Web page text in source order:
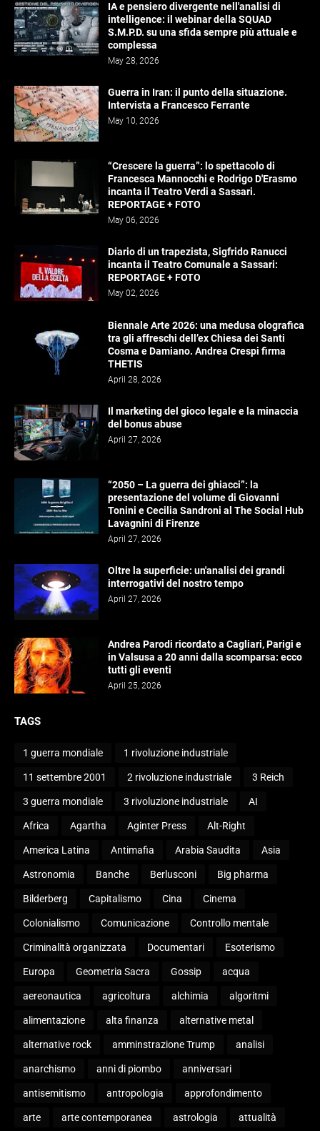
IA e pensiero divergente nell'analisi di
intelligence: il webinar della SQUAD
S.M.P.D. su una sfida sempre più attuale e
complessa
May 28, 2026
Guerra in Iran: il punto della situazione.
Intervista a Francesco Ferrante
May 10, 2026
“Crescere la guerra”: lo spettacolo di
Francesca Mannocchi e Rodrigo D'Erasmo
incanta il Teatro Verdi a Sassari.
REPORTAGE + FOTO
May 06, 2026
Diario di un trapezista, Sigfrido Ranucci
incanta il Teatro Comunale a Sassari:
REPORTAGE + FOTO
May 02, 2026
Biennale Arte 2026: una medusa olografica
tra gli affreschi dell’ex Chiesa dei Santi
Cosma e Damiano. Andrea Crespi firma
THETIS
April 28, 2026
Il marketing del gioco legale e la minaccia
del bonus abuse
April 27, 2026
“2050 – La guerra dei ghiacci”: la
presentazione del volume di Giovanni
Tonini e Cecilia Sandroni al The Social Hub
Lavagnini di Firenze
April 27, 2026
Oltre la superficie: un'analisi dei grandi
interrogativi del nostro tempo
April 27, 2026
Andrea Parodi ricordato a Cagliari, Parigi e
in Valsusa a 20 anni dalla scomparsa: ecco
tutti gli eventi
April 25, 2026
TAGS
1 guerra mondiale 1 rivoluzione industriale
11 settembre 2001 2 rivoluzione industriale 3 Reich
3 guerra mondiale 3 rivoluzione industriale AI
Africa Agartha Aginter Press Alt-Right
America Latina Antimafia Arabia Saudita Asia
Astronomia Banche Berlusconi Big pharma
Bilderberg Capitalismo Cina Cinema
Colonialismo Comunicazione Controllo mentale
Criminalità organizzata Documentari Esoterismo
Europa Geometria Sacra Gossip acqua
aereonautica agricoltura alchimia algoritmi
alimentazione alta finanza alternative metal
alternative rock amminstrazione Trump analisi
anarchismo anni di piombo anniversari
antisemitismo antropologia approfondimento
arte arte contemporanea astrologia attualità